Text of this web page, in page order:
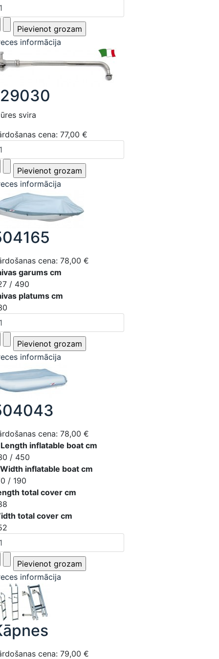
informācija
svira
cena: 77,00 €
informācija
cena: 78,00 €
garums cm
/ 490
platums cm
informācija
cena: 78,00 €
inflatable boat cm
/ 450
inflatable boat cm
/ 190
total cover cm
total cover cm
informācija
cena: 79,00 €